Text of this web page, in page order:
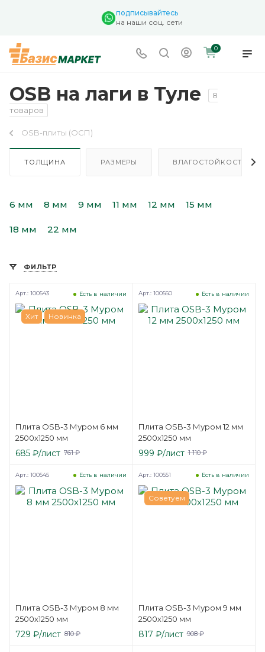
подписывайтесь
на наши соц. сети
0
OSB на лаги в Туле
8
товаров
OSB-плиты (ОСП)
ТОЛЩИНА РАЗМЕРЫ ВЛАГОСТОЙКОСТЬ
6 мм 8 мм 9 мм 11 мм 12 мм 15 мм
18 мм 22 мм
ФИЛЬТР
Хит Новинка
Плита OSB-3 Муром 6 мм
2500х1250 мм
Есть в наличии
Арт.: 100543
685 ₽/лист 761₽
Плита OSB-3 Муром 12 мм
2500х1250 мм
Есть в наличии
Арт.: 100560
999 ₽/лист 1 110₽
Плита OSB-3 Муром 8 мм
2500х1250 мм
Есть в наличии
Арт.: 100545
729 ₽/лист 810₽
Советуем
Плита OSB-3 Муром 9 мм
2500х1250 мм
Есть в наличии
Арт.: 100551
817 ₽/лист 908₽